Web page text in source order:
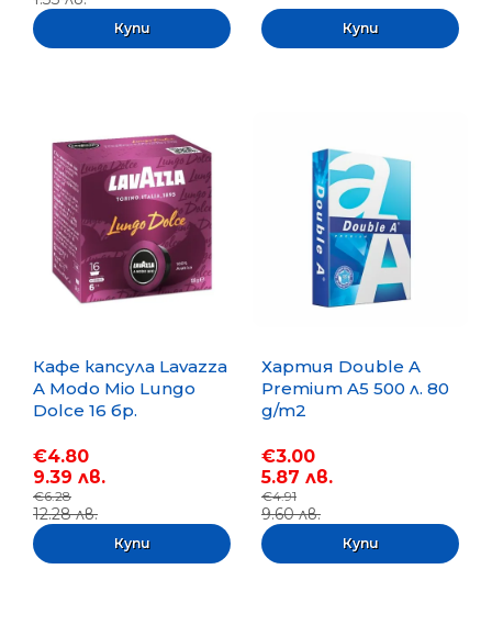
Кафе капсула Lavazza
A Modo Mio Lungo
Dolce 16 бр.
€4.80
9.39 лв.
€6.28
12.28 лв.
Хартия Double A
Premium A5 500 л. 80
g/m2
€3.00
5.87 лв.
€4.91
9.60 лв.